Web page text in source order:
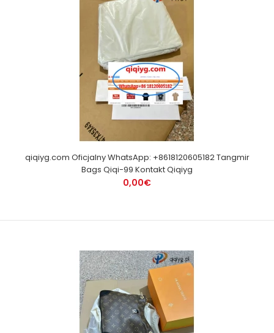
qiqiyg.com Oficjalny WhatsApp: +8618120605182 Tangmir
Bags Qiqi-99 Kontakt Qiqiyg
0,00€